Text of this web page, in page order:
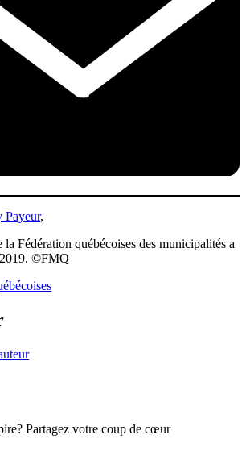
Payeur,
Fédération québécoises des municipalités a
2019. ©FMQ
Partagez votre coup de cœur